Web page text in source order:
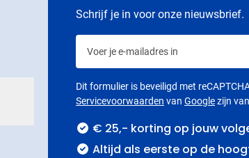
Schrijf je in voor onze nieuwsbrief.
Dit formulier is beveiligd met
Servicevoorwaarden van Googlezijn
€ 25,- korting op jouw
Altijd als eerste op de